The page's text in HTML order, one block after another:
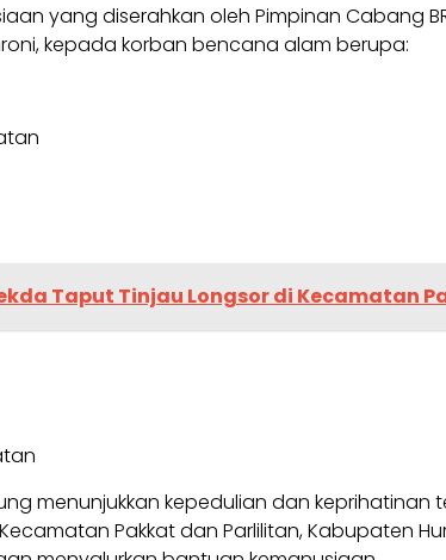
yang diserahkan oleh Pimpinan Cabang
kepada korban bencana alam berupa:
Taput Tinjau Longsor di Kecamatan
menunjukkan kepedulian dan keprihatinan
Pakkat dan Parlilitan, Kabupaten